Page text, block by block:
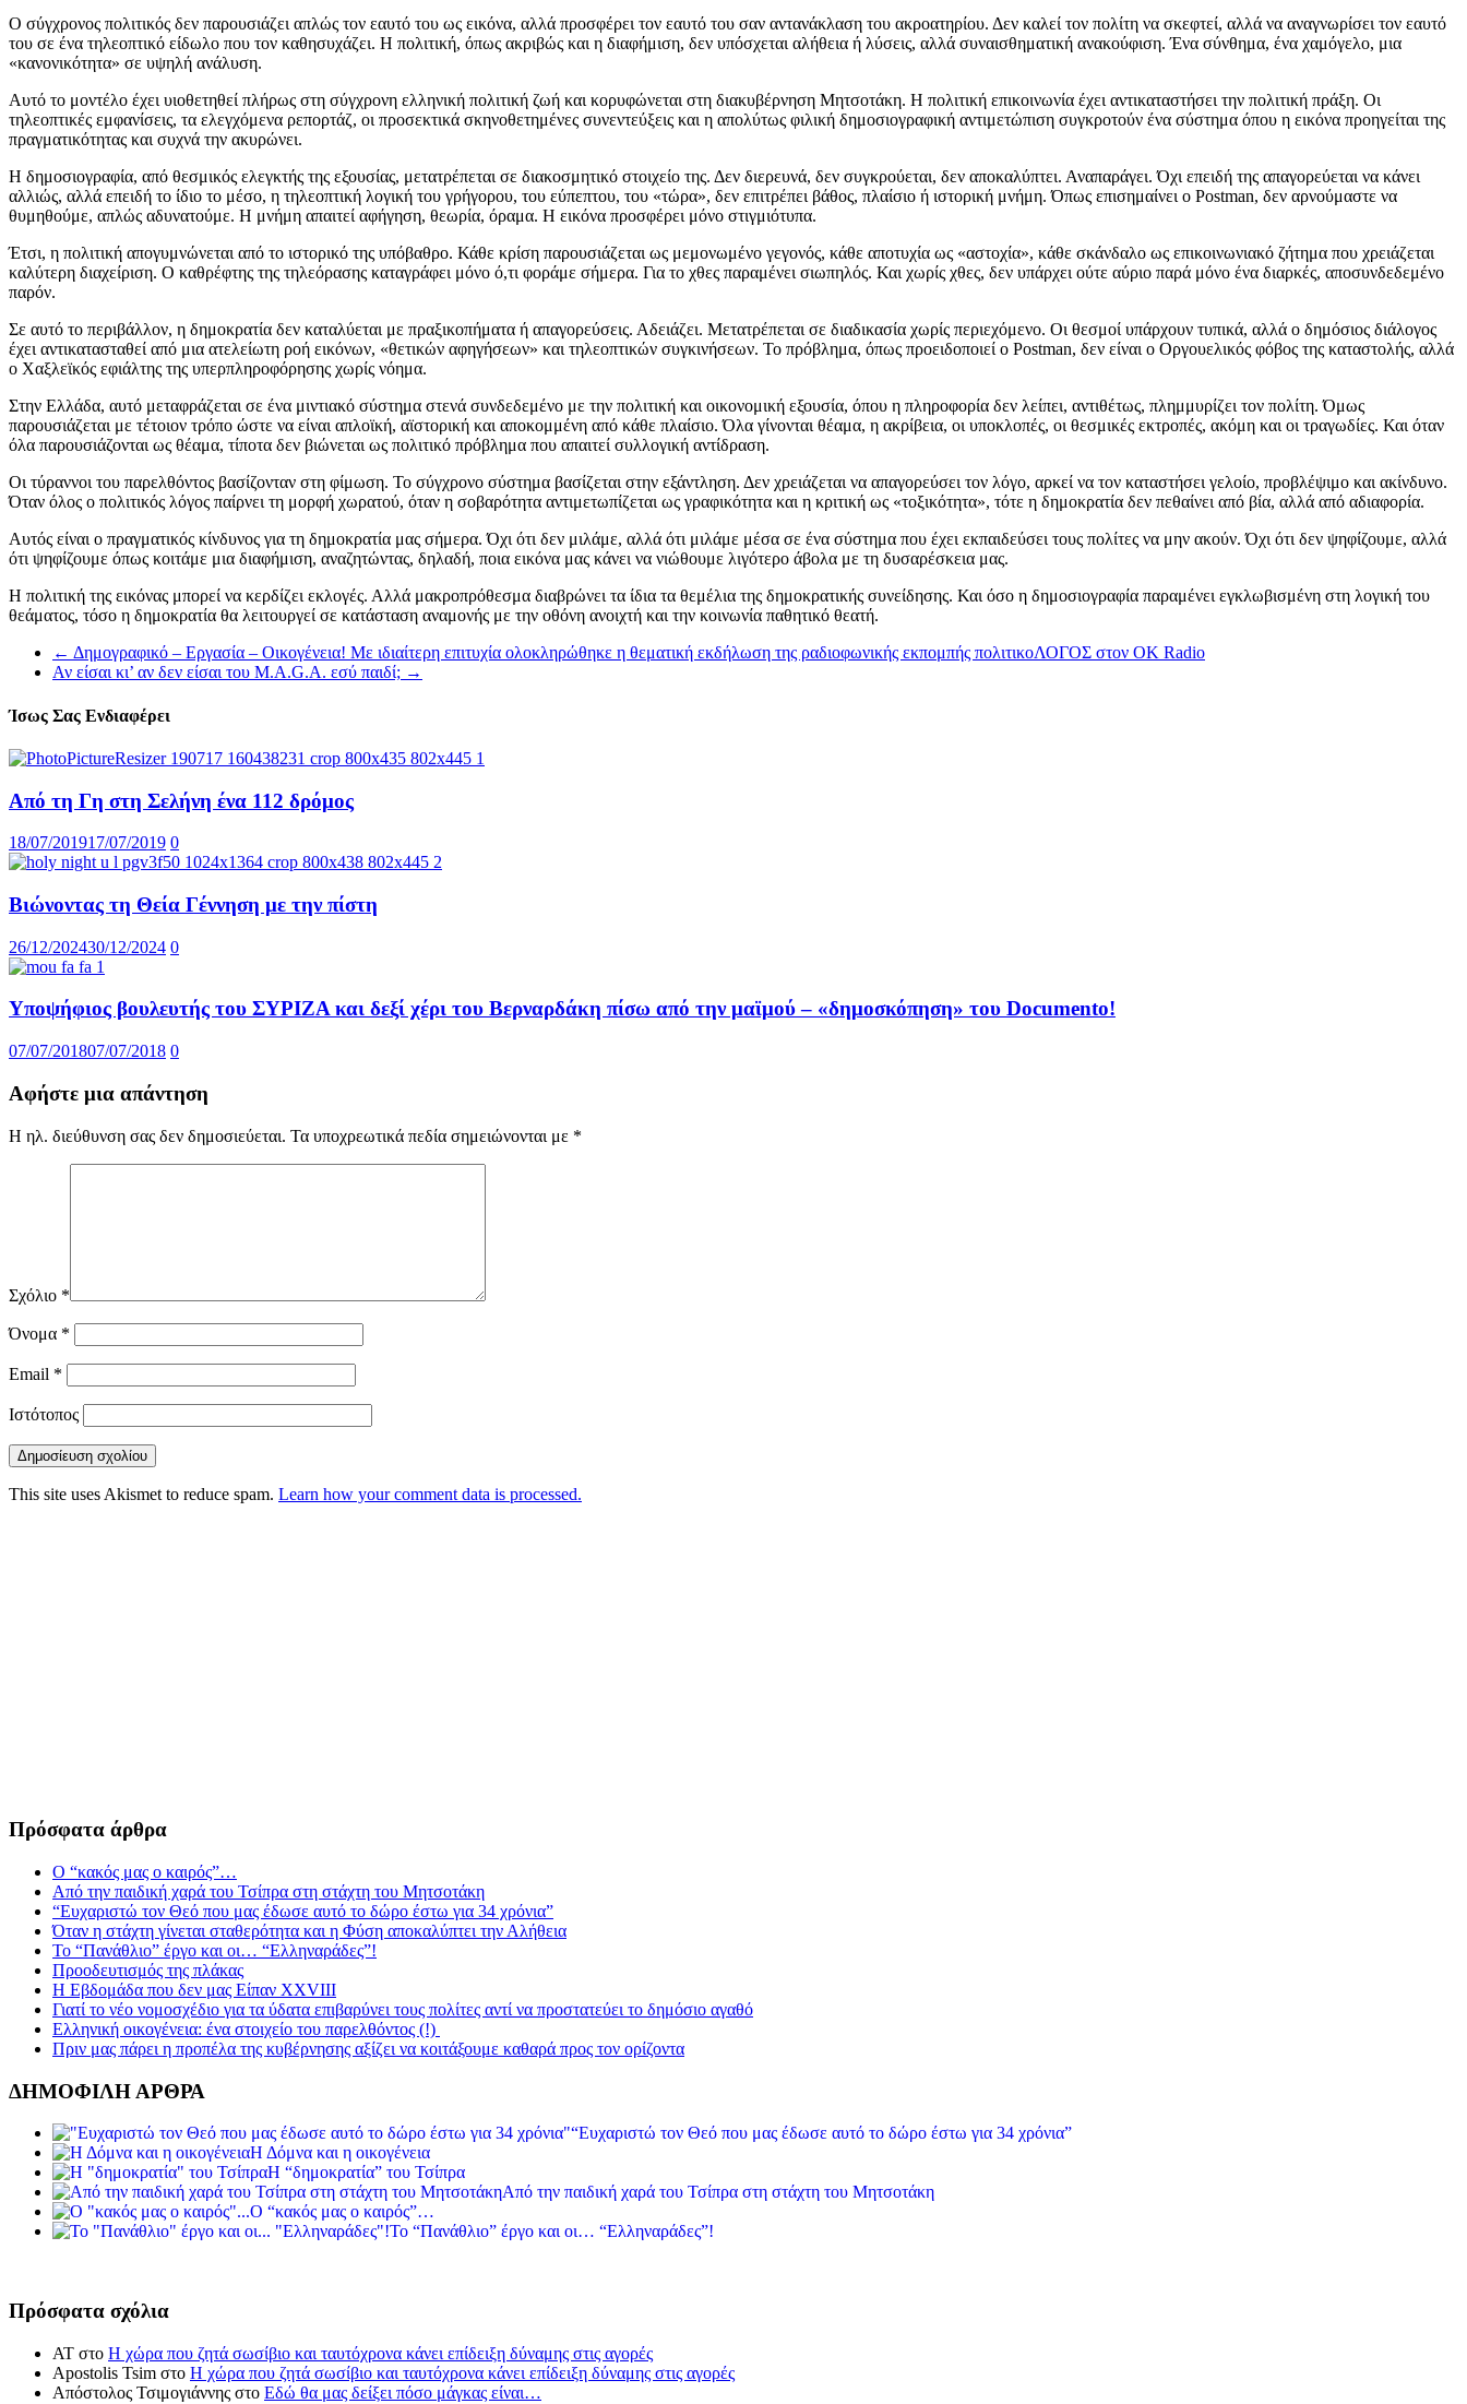
Ο σύγχρονος πολιτικός δεν παρουσιάζει απλώς τον εαυτό του ως εικόνα, αλλά προσφέρει τον εαυτό του σαν αντανάκλαση του ακροατηρίου. Δεν καλεί τον πολίτη να σκεφτεί, αλλά να αναγνωρίσει τον εαυτό
του σε ένα τηλεοπτικό είδωλο που τον καθησυχάζει. Η πολιτική, όπως ακριβώς και η διαφήμιση, δεν υπόσχεται αλήθεια ή λύσεις, αλλά συναισθηματική ανακούφιση. Ένα σύνθημα, ένα χαμόγελο, μια
«κανονικότητα» σε υψηλή ανάλυση.
Αυτό το μοντέλο έχει υιοθετηθεί πλήρως στη σύγχρονη ελληνική πολιτική ζωή και κορυφώνεται στη διακυβέρνηση Μητσοτάκη. Η πολιτική επικοινωνία έχει αντικαταστήσει την πολιτική πράξη. Οι
τηλεοπτικές εμφανίσεις, τα ελεγχόμενα ρεπορτάζ, οι προσεκτικά σκηνοθετημένες συνεντεύξεις και η απολύτως φιλική δημοσιογραφική αντιμετώπιση συγκροτούν ένα σύστημα όπου η εικόνα προηγείται της
πραγματικότητας και συχνά την ακυρώνει.
Η δημοσιογραφία, από θεσμικός ελεγκτής της εξουσίας, μετατρέπεται σε διακοσμητικό στοιχείο της. Δεν διερευνά, δεν συγκρούεται, δεν αποκαλύπτει. Αναπαράγει. Όχι επειδή της απαγορεύεται να κάνει
αλλιώς, αλλά επειδή το ίδιο το μέσο, η τηλεοπτική λογική του γρήγορου, του εύπεπτου, του «τώρα», δεν επιτρέπει βάθος, πλαίσιο ή ιστορική μνήμη. Όπως επισημαίνει ο Postman, δεν αρνούμαστε να
θυμηθούμε, απλώς αδυνατούμε. Η μνήμη απαιτεί αφήγηση, θεωρία, όραμα. Η εικόνα προσφέρει μόνο στιγμιότυπα.
Έτσι, η πολιτική απογυμνώνεται από το ιστορικό της υπόβαθρο. Κάθε κρίση παρουσιάζεται ως μεμονωμένο γεγονός, κάθε αποτυχία ως «αστοχία», κάθε σκάνδαλο ως επικοινωνιακό ζήτημα που χρειάζεται
καλύτερη διαχείριση. Ο καθρέφτης της τηλεόρασης καταγράφει μόνο ό,τι φοράμε σήμερα. Για το χθες παραμένει σιωπηλός. Και χωρίς χθες, δεν υπάρχει ούτε αύριο παρά μόνο ένα διαρκές, αποσυνδεδεμένο
παρόν.
Σε αυτό το περιβάλλον, η δημοκρατία δεν καταλύεται με πραξικοπήματα ή απαγορεύσεις. Αδειάζει. Μετατρέπεται σε διαδικασία χωρίς περιεχόμενο. Οι θεσμοί υπάρχουν τυπικά, αλλά ο δημόσιος διάλογος
έχει αντικατασταθεί από μια ατελείωτη ροή εικόνων, «θετικών αφηγήσεων» και τηλεοπτικών συγκινήσεων. Το πρόβλημα, όπως προειδοποιεί ο Postman, δεν είναι ο Οργουελικός φόβος της καταστολής, αλλά
ο Χαξλεϊκός εφιάλτης της υπερπληροφόρησης χωρίς νόημα.
Στην Ελλάδα, αυτό μεταφράζεται σε ένα μιντιακό σύστημα στενά συνδεδεμένο με την πολιτική και οικονομική εξουσία, όπου η πληροφορία δεν λείπει, αντιθέτως, πλημμυρίζει τον πολίτη. Όμως
παρουσιάζεται με τέτοιον τρόπο ώστε να είναι απλοϊκή, αϊστορική και αποκομμένη από κάθε πλαίσιο. Όλα γίνονται θέαμα, η ακρίβεια, οι υποκλοπές, οι θεσμικές εκτροπές, ακόμη και οι τραγωδίες. Και όταν
όλα παρουσιάζονται ως θέαμα, τίποτα δεν βιώνεται ως πολιτικό πρόβλημα που απαιτεί συλλογική αντίδραση.
Οι τύραννοι του παρελθόντος βασίζονταν στη φίμωση. Το σύγχρονο σύστημα βασίζεται στην εξάντληση. Δεν χρειάζεται να απαγορεύσει τον λόγο, αρκεί να τον καταστήσει γελοίο, προβλέψιμο και ακίνδυνο.
Όταν όλος ο πολιτικός λόγος παίρνει τη μορφή χωρατού, όταν η σοβαρότητα αντιμετωπίζεται ως γραφικότητα και η κριτική ως «τοξικότητα», τότε η δημοκρατία δεν πεθαίνει από βία, αλλά από αδιαφορία.
Αυτός είναι ο πραγματικός κίνδυνος για τη δημοκρατία μας σήμερα. Όχι ότι δεν μιλάμε, αλλά ότι μιλάμε μέσα σε ένα σύστημα που έχει εκπαιδεύσει τους πολίτες να μην ακούν. Όχι ότι δεν ψηφίζουμε, αλλά
ότι ψηφίζουμε όπως κοιτάμε μια διαφήμιση, αναζητώντας, δηλαδή, ποια εικόνα μας κάνει να νιώθουμε λιγότερο άβολα με τη δυσαρέσκεια μας.
Η πολιτική της εικόνας μπορεί να κερδίζει εκλογές. Αλλά μακροπρόθεσμα διαβρώνει τα ίδια τα θεμέλια της δημοκρατικής συνείδησης. Και όσο η δημοσιογραφία παραμένει εγκλωβισμένη στη λογική του
θεάματος, τόσο η δημοκρατία θα λειτουργεί σε κατάσταση αναμονής με την οθόνη ανοιχτή και την κοινωνία παθητικό θεατή.
← Δημογραφικό – Εργασία – Οικογένεια! Με ιδιαίτερη επιτυχία ολοκληρώθηκε η θεματική εκδήλωση της ραδιοφωνικής εκπομπής πολιτικοΛΟΓΟΣ στον OK Radio
Αν είσαι κι’ αν δεν είσαι του M.A.G.A. εσύ παιδί; →
Ίσως Σας Ενδιαφέρει
Από τη Γη στη Σελήνη ένα 112 δρόμος
18/07/201917/07/2019 0
Βιώνοντας τη Θεία Γέννηση με την πίστη
26/12/202430/12/2024 0
Υποψήφιος βουλευτής του ΣΥΡΙΖΑ και δεξί χέρι του Βερναρδάκη πίσω από την μαϊμού – «δημοσκόπηση» του Documento!
07/07/201807/07/2018 0
Αφήστε μια απάντηση
Η ηλ. διεύθυνση σας δεν δημοσιεύεται. Τα υποχρεωτικά πεδία σημειώνονται με *
Σχόλιο *
Όνομα *
Email *
Ιστότοπος
This site uses Akismet to reduce spam. Learn how your comment data is processed.
Πρόσφατα άρθρα
Ο “κακός μας ο καιρός”…
Από την παιδική χαρά του Τσίπρα στη στάχτη του Μητσοτάκη
“Ευχαριστώ τον Θεό που μας έδωσε αυτό το δώρο έστω για 34 χρόνια”
Όταν η στάχτη γίνεται σταθερότητα και η Φύση αποκαλύπτει την Αλήθεια
Το “Πανάθλιο” έργο και οι… “Ελληναράδες”!
Προοδευτισμός της πλάκας
Η Εβδομάδα που δεν μας Είπαν XXVIII
Γιατί το νέο νομοσχέδιο για τα ύδατα επιβαρύνει τους πολίτες αντί να προστατεύει το δημόσιο αγαθό
Ελληνική οικογένεια: ένα στοιχείο του παρελθόντος (!)
Πριν μας πάρει η προπέλα της κυβέρνησης αξίζει να κοιτάξουμε καθαρά προς τον ορίζοντα
ΔΗΜΟΦΙΛΗ ΑΡΘΡΑ
“Ευχαριστώ τον Θεό που μας έδωσε αυτό το δώρο έστω για 34 χρόνια”
Η Δόμνα και η οικογένεια
Η “δημοκρατία” του Τσίπρα
Από την παιδική χαρά του Τσίπρα στη στάχτη του Μητσοτάκη
Ο “κακός μας ο καιρός”…
Το “Πανάθλιο” έργο και οι… “Ελληναράδες”!
Πρόσφατα σχόλια
ΑΤ στο Η χώρα που ζητά σωσίβιο και ταυτόχρονα κάνει επίδειξη δύναμης στις αγορές
Apostolis Tsim στο Η χώρα που ζητά σωσίβιο και ταυτόχρονα κάνει επίδειξη δύναμης στις αγορές
Απόστολος Τσιμογιάννης στο Εδώ θα μας δείξει πόσο μάγκας είναι…